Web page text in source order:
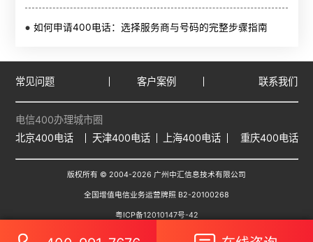
如何申请400电话：选择服务商与号码的完整步骤指南
常见问题 客户案例 联系我们
电信400办理城市圈
北京400电话
天津400电话 上海400电话 重庆400电话
版权所有 © 2004-2026 广州中汇信息技术有限公司
全国增值电信业务运营牌照 B2-20100268
粤ICP备12010147号-42